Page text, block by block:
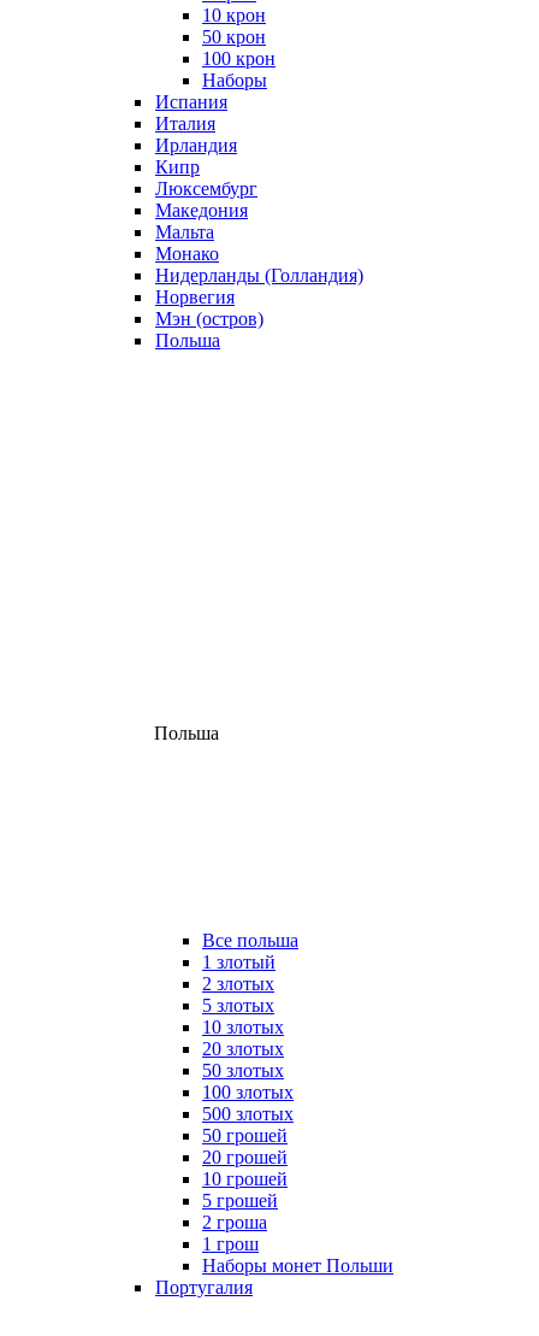
10 крон
50 крон
100 крон
Наборы
Испания
Италия
Ирландия
Кипр
Люксембург
Македония
Мальта
Монако
Нидерланды (Голландия)
Норвегия
Мэн (остров)
Польша
Польша
Все польша
1 злотый
2 злотых
5 злотых
10 злотых
20 злотых
50 злотых
100 злотых
500 злотых
50 грошей
20 грошей
10 грошей
5 грошей
2 гроша
1 грош
Наборы монет Польши
Португалия